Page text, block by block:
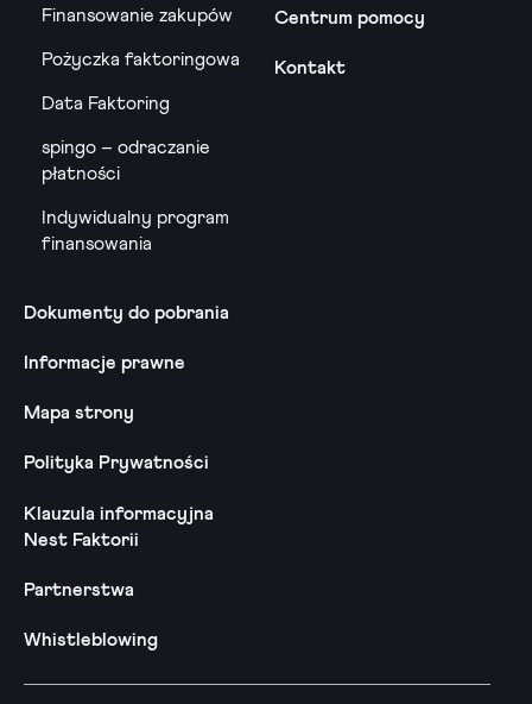
Finansowanie zakupów
Pożyczka faktoringowa
Data Faktoring
spingo – odraczanie
płatności
Indywidualny program
finansowania
Centrum pomocy
Kontakt
Dokumenty do pobrania
Informacje prawne
Mapa strony
Polityka Prywatności
Klauzula informacyjna
Nest Faktorii
Partnerstwa
Whistleblowing